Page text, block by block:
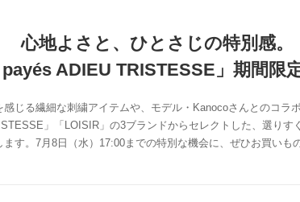
心地よさと、ひとさじの特別感。
payés ADIEU TRISTESSE」期間限
感じる繊細な刺繍アイテムや、モデル・Kanocoさんとのコラ
」「LOISIR」の3ブランドからセレクトした、選りす
す。7月8日（水）17:00までの特別な機会に、ぜひお買いも